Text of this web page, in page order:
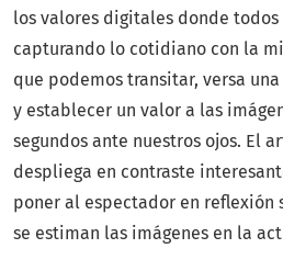
los valores digitales donde
capturando lo cotidiano con la
que podemos transitar, versa
y establecer un valor a las
segundos ante nuestros ojos. El
despliega en contraste
poner al espectador en reflexión
se estiman las imágenes en la